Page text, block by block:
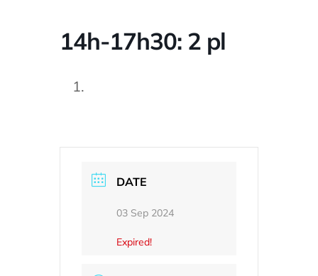
14h-17h30: 2 pl
DATE
03 Sep 2024
Expired!